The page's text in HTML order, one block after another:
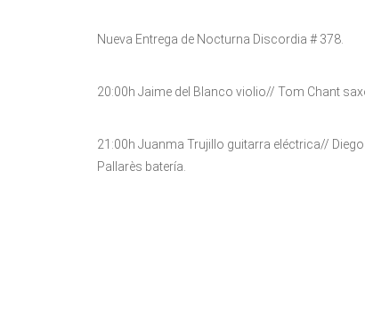
Nueva Entrega de Nocturna Discordia # 378.
20:00h Jaime del Blanco violio// Tom Chant
21:00h Juanma Trujillo guitarra eléctrica//
Pallarès batería.